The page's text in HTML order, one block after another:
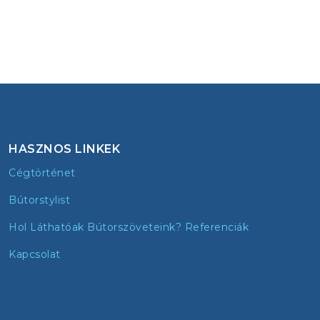
HASZNOS LINKEK
Cégtörténet
Bútorstylist
Hol Láthatóak Bútorszöveteink? Referenciák
Kapcsolat